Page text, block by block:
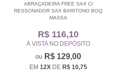
ABRAÇADEIRA FREE SAX C/
RESSONADOR SAX BARITONO BOQ
MASSA
R$ 116,10
À VISTA NO DEPÓSITO
R$ 129,00
EM 12X DE R$ 10,75